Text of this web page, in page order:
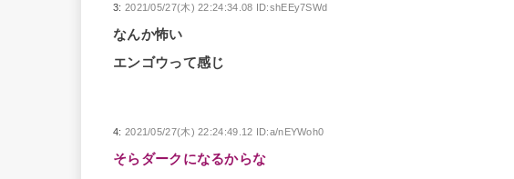
3: 2021/05/27(木) 22:24:34.08 ID:shEEy7SWd
なんか怖い
エンゴウって感じ
4: 2021/05/27(木) 22:24:49.12 ID:a/nEYWoh0
そらダークになるからな